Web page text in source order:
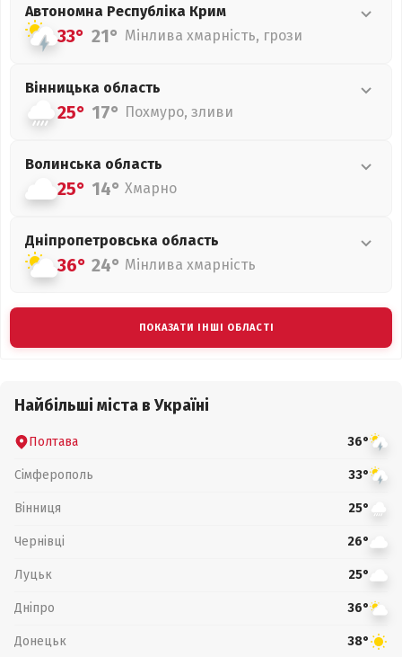
Автономна Республіка Крим
33° 21° Мінлива хмарність, грози
Вінницька область
25° 17° Похмуро, зливи
Волинська область
25° 14° Хмарно
Дніпропетровська область
36° 24° Мінлива хмарність
ПОКАЗАТИ ІНШІ ОБЛАСТІ
Найбільші міста в Україні
Полтава 36°
Сімферополь 33°
Вінниця 25°
Чернівці 26°
Луцьк 25°
Дніпро 36°
Донецьк 38°